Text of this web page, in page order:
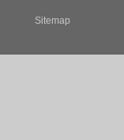
Sitemap